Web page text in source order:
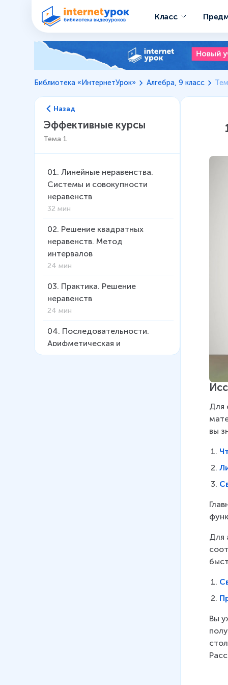
Класс
Библиотека «ИнтернетУрок» Алгебра, 9 класс
Назад
Эффективные курсы
Тема 1
01. Линейные неравенства.
Системы и совокупности
неравенств
32 мин
02. Решение квадратных
неравенств. Метод
интервалов
24 мин
03. Практика. Решение
неравенств
24 мин
04. Последовательности.
Арифметическая и
геометрическая прогрессии
Для
вы
Для
Вы